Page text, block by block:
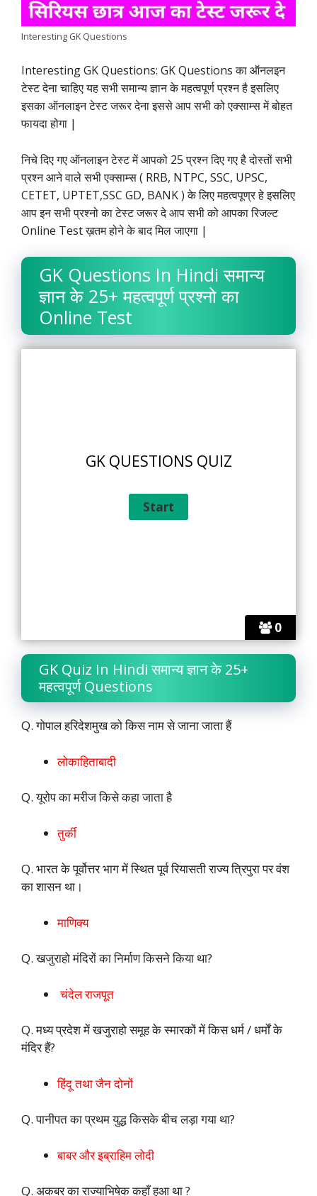
k
p
n
m
k
Interesting GK Questions
Interesting GK Questions: GK Questions का ऑनलइन
टेस्ट देना चाहिए यह सभी समान्य ज्ञान के महत्वपूर्ण प्रश्न है इसलिए
इसका ऑनलाइन टेस्ट जरूर देना इससे आप सभी को एक्साम्स में बोहत
फायदा होगा |
निचे दिए गए ऑनलाइन टेस्ट में आपको 25 प्रश्न दिए गए है दोस्तों सभी
प्रश्न आने वाले सभी एक्साम्स ( RRB, NTPC, SSC, UPSC,
CETET, UPTET,SSC GD, BANK ) के लिए महत्वपूण्र हे इसलिए
आप इन सभी प्रश्नो का टेस्ट जरूर दे आप सभी को आपका रिजल्ट
Online Test ख़तम होने के बाद मिल जाएगा |
GK Questions In Hindi समान्य
ज्ञान के 25+ महत्वपूर्ण प्रश्नो का
Online Test
0
GK QUESTIONS QUIZ
GK Quiz In Hindi समान्य ज्ञान के 25+
महत्वपूर्ण Questions
Q. गोपाल हरिदेशमुख को किस नाम से जाना जाता हैं
लोकाहिताबादी
Q. यूरोप का मरीज किसे कहा जाता है
तुर्की
Q. भारत के पूर्वोत्तर भाग में स्थित पूर्व रियासती राज्य त्रिपुरा पर वंश
का शासन था।
माणिक्य
Q. खजुराहो मंदिरों का निर्माण किसने किया था?
चंदेल राजपूत
Q. मध्य प्रदेश में खजुराहो समूह के स्मारकों में किस धर्म / धर्मों के
मंदिर हैं?
हिंदू तथा जैन दोनों
Q. पानीपत का प्रथम युद्ध किसके बीच लड़ा गया था?
बाबर और इब्राहिम लोदी
Q. अकबर का राज्याभिषेक कहाँ हुआ था ?